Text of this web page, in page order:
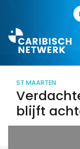
ST MAARTEN
blijft